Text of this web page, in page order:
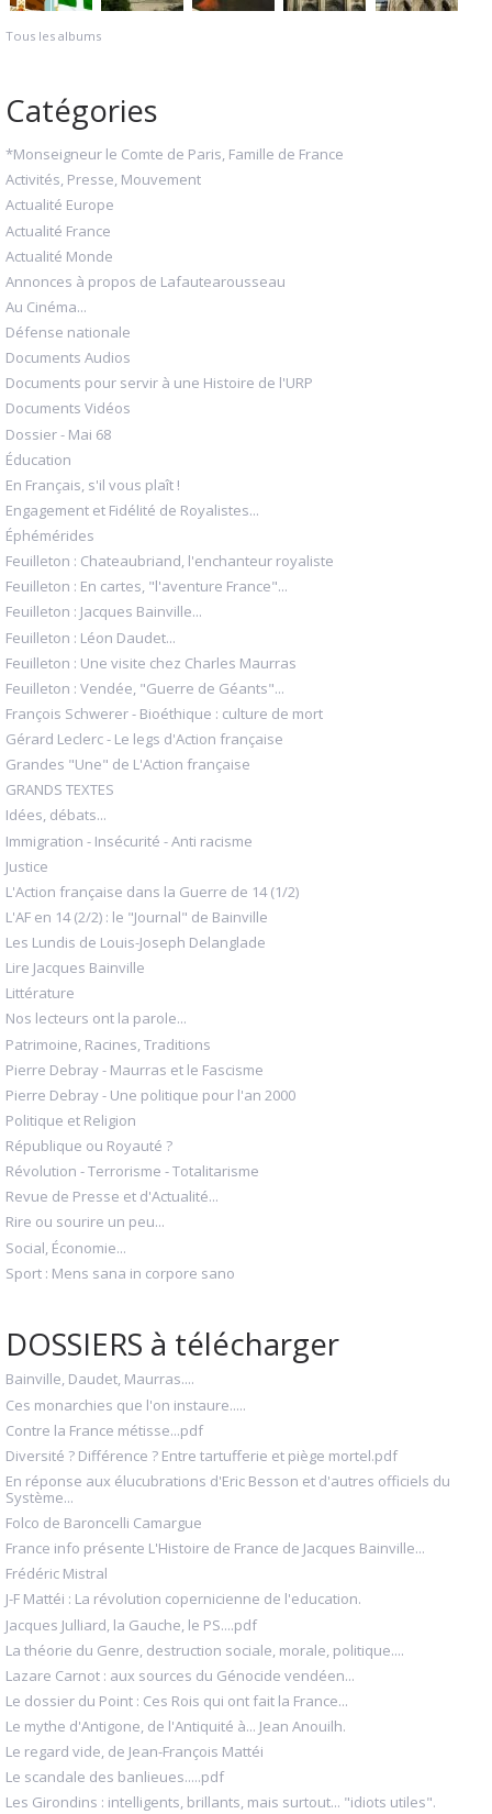
Tous les albums
Catégories
*Monseigneur le Comte de Paris, Famille de France
Activités, Presse, Mouvement
Actualité Europe
Actualité France
Actualité Monde
Annonces à propos de Lafautearousseau
Au Cinéma...
Défense nationale
Documents Audios
Documents pour servir à une Histoire de l'URP
Documents Vidéos
Dossier - Mai 68
Éducation
En Français, s'il vous plaît !
Engagement et Fidélité de Royalistes...
Éphémérides
Feuilleton : Chateaubriand, l'enchanteur royaliste
Feuilleton : En cartes, "l'aventure France"...
Feuilleton : Jacques Bainville...
Feuilleton : Léon Daudet...
Feuilleton : Une visite chez Charles Maurras
Feuilleton : Vendée, "Guerre de Géants"...
François Schwerer - Bioéthique : culture de mort
Gérard Leclerc - Le legs d'Action française
Grandes "Une" de L'Action française
GRANDS TEXTES
Idées, débats...
Immigration - Insécurité - Anti racisme
Justice
L'Action française dans la Guerre de 14 (1/2)
L'AF en 14 (2/2) : le "Journal" de Bainville
Les Lundis de Louis-Joseph Delanglade
Lire Jacques Bainville
Littérature
Nos lecteurs ont la parole...
Patrimoine, Racines, Traditions
Pierre Debray - Maurras et le Fascisme
Pierre Debray - Une politique pour l'an 2000
Politique et Religion
République ou Royauté ?
Révolution - Terrorisme - Totalitarisme
Revue de Presse et d'Actualité...
Rire ou sourire un peu...
Social, Économie...
Sport : Mens sana in corpore sano
DOSSIERS à télécharger
Bainville, Daudet, Maurras....
Ces monarchies que l'on instaure.....
Contre la France métisse...pdf
Diversité ? Différence ? Entre tartufferie et piège mortel.pdf
En réponse aux élucubrations d'Eric Besson et d'autres officiels du
Système...
Folco de Baroncelli Camargue
France info présente L'Histoire de France de Jacques Bainville...
Frédéric Mistral
J-F Mattéi : La révolution copernicienne de l'education.
Jacques Julliard, la Gauche, le PS....pdf
La théorie du Genre, destruction sociale, morale, politique....
Lazare Carnot : aux sources du Génocide vendéen...
Le dossier du Point : Ces Rois qui ont fait la France...
Le mythe d'Antigone, de l'Antiquité à... Jean Anouilh.
Le regard vide, de Jean-François Mattéi
Le scandale des banlieues.....pdf
Les Girondins : intelligents, brillants, mais surtout... "idiots utiles".